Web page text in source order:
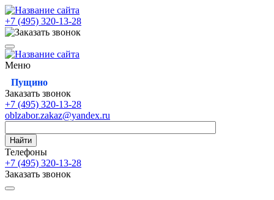
+7 (495) 320-13-28
Меню
Пущино
Заказать звонок
+7 (495) 320-13-28
oblzabor.zakaz@yandex.ru
Найти
Телефоны
+7 (495) 320-13-28
Заказать звонок